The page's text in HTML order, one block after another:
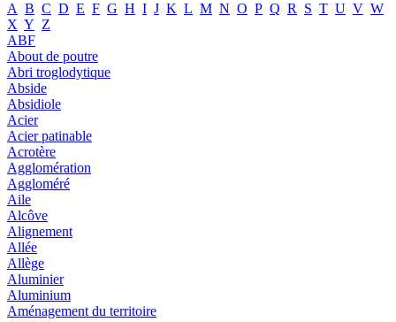
A B C D E F G H I J K L M N O P Q R S T U V W
X Y Z
ABF
About de poutre
Abri troglodytique
Abside
Absidiole
Acier
Acier patinable
Acrotère
Agglomération
Aggloméré
Aile
Alcôve
Alignement
Allée
Allège
Aluminier
Aluminium
Aménagement du territoire